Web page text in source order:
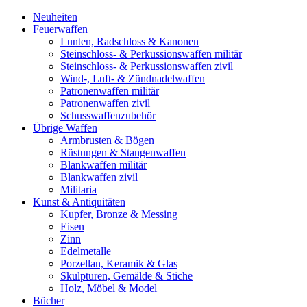
Neuheiten
Feuerwaffen
Lunten, Radschloss & Kanonen
Steinschloss- & Perkussionswaffen militär
Steinschloss- & Perkussionswaffen zivil
Wind-, Luft- & Zündnadelwaffen
Patronenwaffen militär
Patronenwaffen zivil
Schusswaffenzubehör
Übrige Waffen
Armbrusten & Bögen
Rüstungen & Stangenwaffen
Blankwaffen militär
Blankwaffen zivil
Militaria
Kunst & Antiquitäten
Kupfer, Bronze & Messing
Eisen
Zinn
Edelmetalle
Porzellan, Keramik & Glas
Skulpturen, Gemälde & Stiche
Holz, Möbel & Model
Bücher